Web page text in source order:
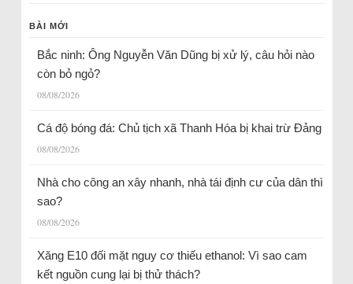
BÀI MỚI
Bắc ninh: Ông Nguyễn Văn Dũng bị xử lý, câu hỏi nào
còn bỏ ngỏ?
08/08/2026
Cá độ bóng đá: Chủ tịch xã Thanh Hóa bị khai trừ Đảng
08/08/2026
Nhà cho công an xây nhanh, nhà tái định cư của dân thì
sao?
08/08/2026
Xăng E10 đối mặt nguy cơ thiếu ethanol: Vì sao cam
kết nguồn cung lại bị thử thách?